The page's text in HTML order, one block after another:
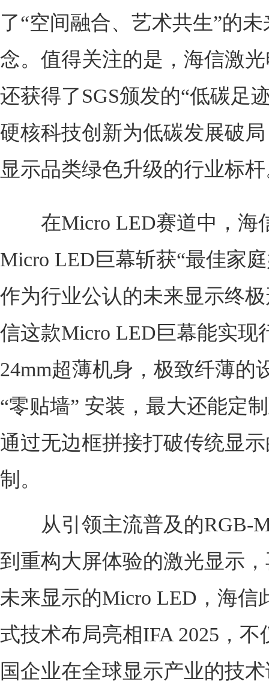
了“空间融合、艺术共生”的
念。值得关注的是，海信激
还获得了SGS颁发的“低碳足
硬核科技创新为低碳发展破
显示品类绿色升级的行业标
在Micro LED赛道中，海
Micro LED巨幕斩获“最佳家
作为行业公认的未来显示终
信这款Micro LED巨幕能实现
24mm超薄机身，极致纤薄的
“零贴墙” 安装，最大还能定
通过无边框拼接打破传统显
制。
从引领主流普及的RGB-
到重构大屏体验的激光显示
未来显示的Micro LED，海信
式技术布局亮相IFA 2025，不
国企业在全球显示产业的技